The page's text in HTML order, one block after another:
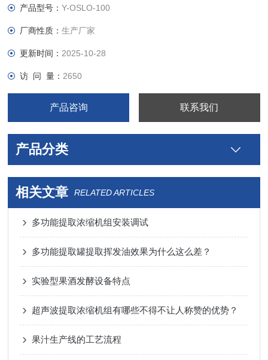
产品型号：Y-OSLO-100
厂商性质：生产厂家
更新时间： 2025-10-28
访 问 量： 2650
产品咨询 联系我们
产品分类
相关文章 RELATED ARTICLES
多功能提取浓缩机组安装调试
多功能提取罐提取挥发油效果为什么这么差？
实验型果酒发酵设备特点
超声波提取浓缩机组有哪些不得不让人称赞的优势？
果汁生产线的工艺流程